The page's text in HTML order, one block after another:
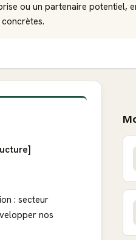
ou un partenaire potentiel,
: secteur
nos